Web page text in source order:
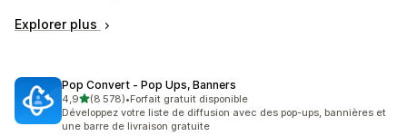
Explorer plus
Pop Convert ‑ Pop Ups, Banners
4,9étoile(s) sur 5
(8 578)
8578 avis au total
•Forfait gratuit disponible
Développez votre liste de diffusion avec des pop-ups, bannières et
une barre de livraison gratuite